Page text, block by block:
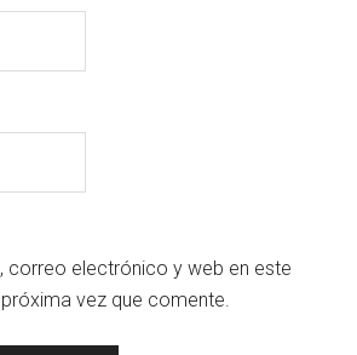
correo electrónico y web en este
vez que comente.